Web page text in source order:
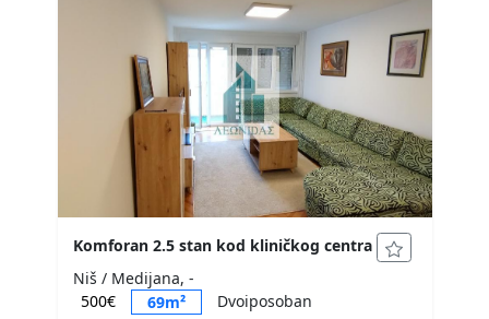
Komforan 2.5 stan kod kliničkog centra
Niš / Medijana, -
500€
69m² Dvoiposoban